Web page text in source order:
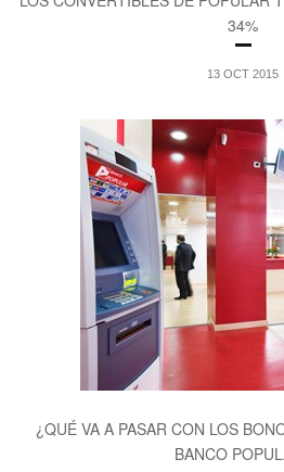
34%
13 OCT 2015
¿QUÉ VA A PASAR CON LOS
BANCO